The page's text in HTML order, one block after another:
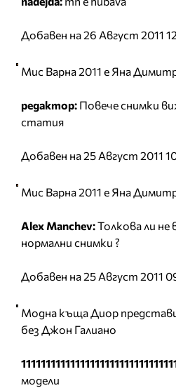
Добавен на 26 Август 2011
Мис Варна 2011 е Яна
редактор: Повече снимки
статия
Добавен на 25 Август 2011
Мис Варна 2011 е Яна
Alex Manchev:Толкова ли не
нормални снимки ?
Добавен на 25 Август 2011
Модна къща Диор
без Джон Галиано
модели